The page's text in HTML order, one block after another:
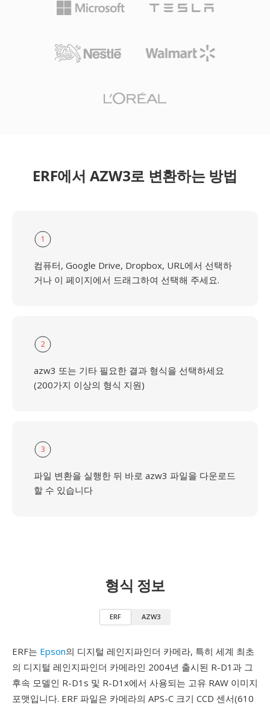
ERF에서 AZW3로 변환하는 방법
1
컴퓨터, Google Drive, Dropbox, URL에서 선택하
거나 이 페이지에서 드래그하여 선택해 주세요.
2
azw3 또는 기타 필요한 결과 형식을 선택하세요
(200가지 이상의 형식 지원)
3
파일 변환을 실행한 뒤 바로 azw3 파일을 다운로드
할 수 있습니다
형식 정보
ERF AZW3
ERF는 Epson의 디지털 레인지파인더 카메라, 특히 세계 최초
의 디지털 레인지파인더 카메라인 2004년 출시된 R-D1과 그
후속 모델인 R-D1s 및 R-D1x에서 사용되는 고유 RAW 이미지
포맷입니다. ERF 파일은 카메라의 APS-C 크기 CCD 센서(610